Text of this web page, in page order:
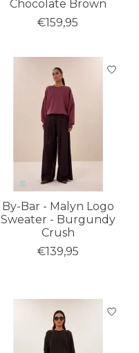
Chocolate Brown
€159,95
By-Bar - Malyn Logo
Sweater - Burgundy
Crush
€139,95